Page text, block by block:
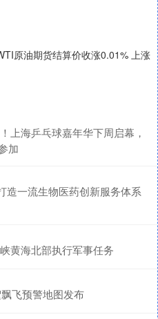
原油期货结算价收涨0.01% 上涨
上海乒乓球嘉年华下周启幕，
加
造一流生物医药创新服务体系
黄海北部执行军事任务
飞预警地图发布